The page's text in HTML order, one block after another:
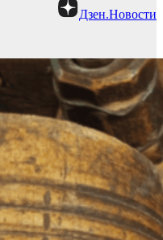
Дзен.Новости